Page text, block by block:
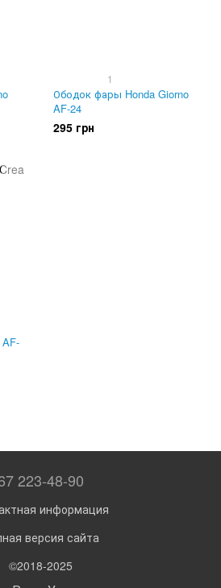
1
Ободок фары Honda Giorno
AF-24
295 грн
223-48-90
информация
версия сайта
©2018-2025